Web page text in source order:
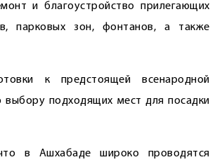
и благоустройство прилегающих
парковых зон, фонтанов, а также
к предстоящей всенародной
подходящих мест для посадки
в Ашхабаде широко проводятся